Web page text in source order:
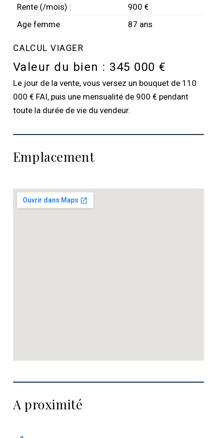
Rente (/mois) :
900 €
Age femme
87 ans
CALCUL VIAGER
Valeur du bien : 345 000 €
Le jour de la vente, vous versez un bouquet de 110
000 € FAI, puis une mensualité de 900 € pendant
toute la durée de vie du vendeur.
Emplacement
A proximité